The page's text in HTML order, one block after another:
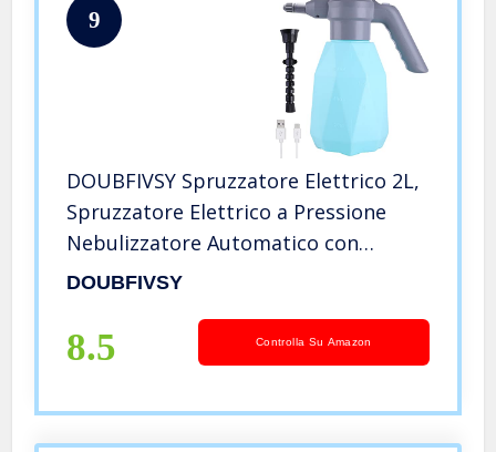
9
DOUBFIVSY Spruzzatore Elettrico 2L,
Spruzzatore Elettrico a Pressione
Nebulizzatore Automatico con
Beccuccio Regolabile, Pompa
per Piante, Casa, Ufficio (Blu)
DOUBFIVSY
8.5 Controlla Su Amazon